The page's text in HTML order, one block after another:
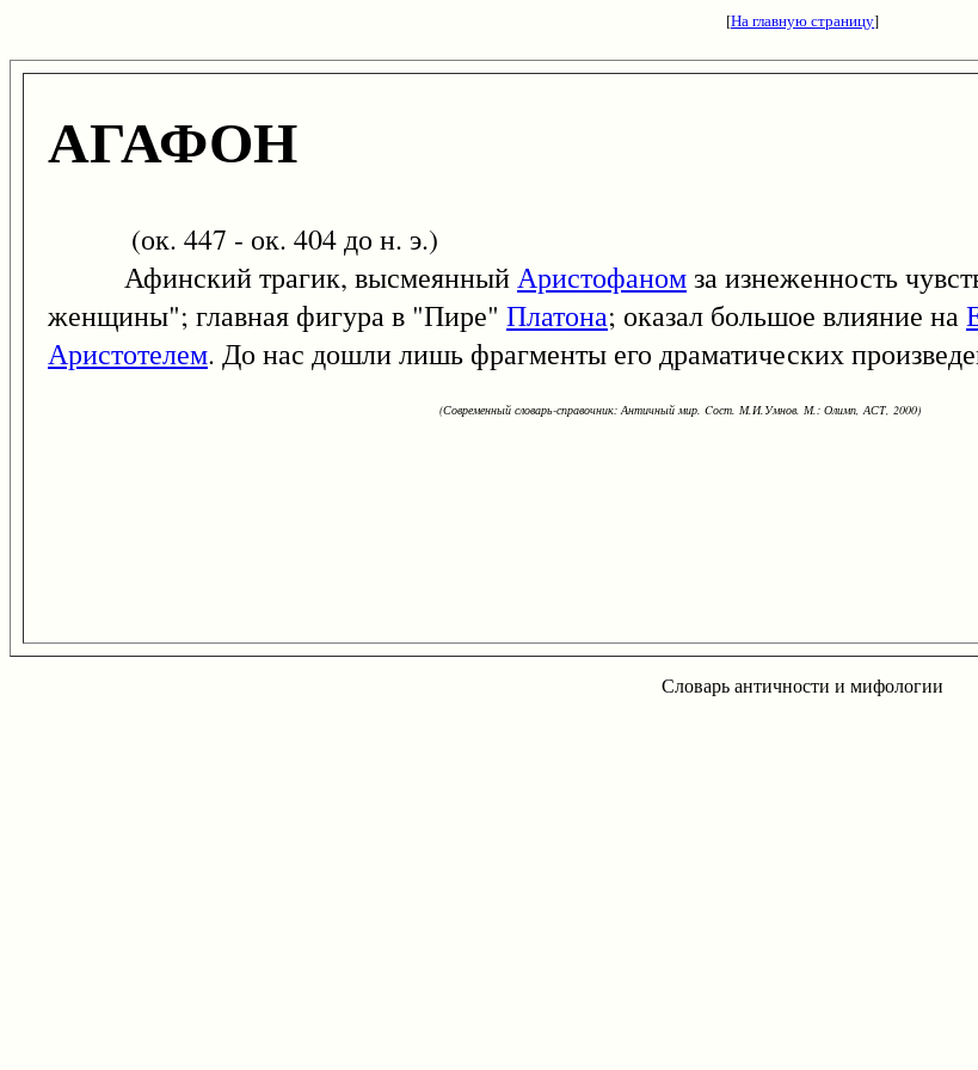
[На главную страницу]
АГАФОН
(ок. 447 - ок. 404 до н. э.)
Афинский трагик, высмеянныйАристофаномза изнеженность
женщины"; главная фигура в "Пире" Платона; оказал большое влияние на
Аристотелем. До нас дошли лишь фрагменты его драматических
(Современный словарь-справочник: Античный мир. Cост. М.И.Умнов. М.: Олимп, АСТ, 2000)
Словарь античности и мифологии